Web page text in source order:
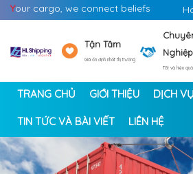
Your cargo, we connect beliefs
Tận Tâm
Giá ổn định nhất thị trường
Nghiệp
Tốt và hiệu
TRANG CHỦ GIỚI THIỆU DỊCH VỤ
TIN TỨC VÀ BÀI VIẾT LIÊN HỆ